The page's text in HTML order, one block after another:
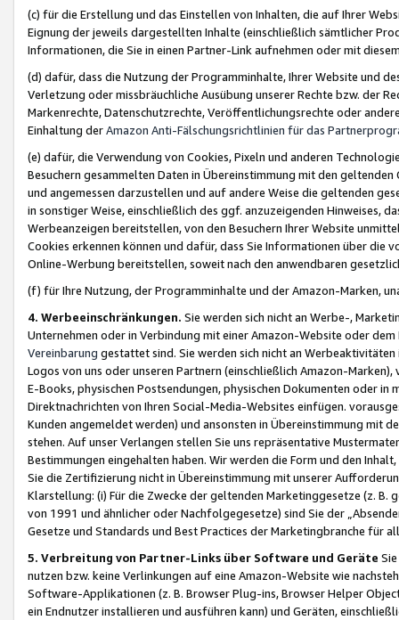
(c) für die Erstellung und das Einstellen von Inhalten, die auf Ihrer
Eignung der jeweils dargestellten Inhalte (einschließlich sämtlicher
Informationen, die Sie in einen Partner-Link aufnehmen oder mit
(d) dafür, dass die Nutzung der Programminhalte, Ihrer Website und
Verletzung oder missbräuchliche Ausübung unserer Rechte bzw. der
Markenrechte, Datenschutzrechte, Veröffentlichungsrechte oder
Einhaltung derAmazon Anti-Fälschungsrichtlinien für das
(e) dafür, die Verwendung von Cookies, Pixeln und anderen
Besuchern gesammelten Daten in Übereinstimmung mit den
und angemessen darzustellen und auf andere Weise die geltenden
in sonstiger Weise, einschließlich des ggf. anzuzeigenden Hinweises,
Werbeanzeigen bereitstellen, von den Besuchern Ihrer Website
Cookies erkennen können und dafür, dass Sie Informationen über die
Online-Werbung bereitstellen, soweit nach den anwendbaren
(f) für Ihre Nutzung, der Programminhalte und der Amazon-Marken,
4. Werbeeinschränkungen. Sie werden sich nicht an Werbe-,
Unternehmen oder in Verbindung mit einer Amazon-Website oder
Vereinbarung gestattet sind. Sie werden sich nicht an
Logos von uns oder unseren Partnern (einschließlich Amazon-
E-Books, physischen Postsendungen, physischen Dokumenten oder in
Direktnachrichten von Ihren Social-Media-Websites einfügen.
Kunden angemeldet werden) und ansonsten in Übereinstimmung mit
stehen. Auf unser Verlangen stellen Sie uns repräsentative
Bestimmungen eingehalten haben. Wir werden die Form und den
Sie die Zertifizierung nicht in Übereinstimmung mit unserer
Klarstellung: (i) Für die Zwecke der geltenden Marketinggesetze (z. B.
von 1991 und ähnlicher oder Nachfolgegesetze) sind Sie der
Gesetze und Standards und Best Practices der Marketingbranche für
5. Verbreitung von Partner-Links über Software und Geräte
nutzen bzw. keine Verlinkungen auf eine Amazon-Website wie
Software-Applikationen (z. B. Browser Plug-ins, Browser Helper
ein Endnutzer installieren und ausführen kann) und Geräten,